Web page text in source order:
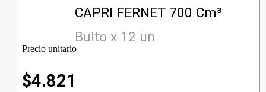
CAPRI FERNET 700 Cm³
Bulto x 12 un
Precio unitario
$4.821